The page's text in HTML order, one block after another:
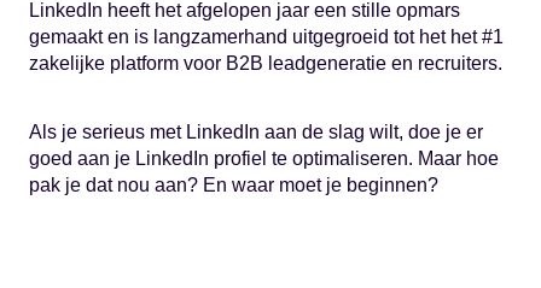
LinkedIn heeft het afgelopen jaar een stille opmars
gemaakt en is langzamerhand uitgegroeid tot het het #1
zakelijke platform voor B2B leadgeneratie en recruiters.
Als je serieus met LinkedIn aan de slag wilt, doe je er
goed aan je LinkedIn profiel te optimaliseren. Maar hoe
pak je dat nou aan? En waar moet je beginnen?